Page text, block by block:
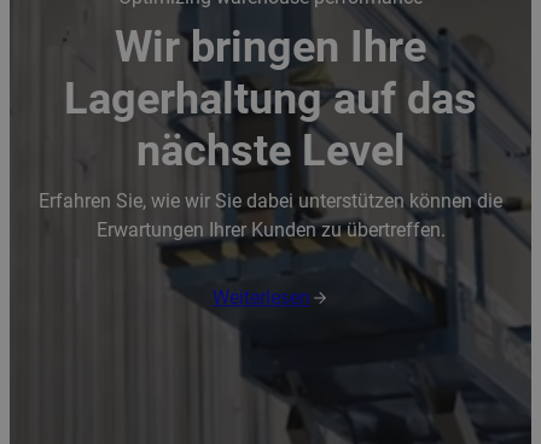
Wir bringen Ihre
Lagerhaltung auf das
nächste Level
Erfahren Sie, wie wir Sie dabei unterstützen können die
Erwartungen Ihrer Kunden zu übertreffen.
Weiterlesen